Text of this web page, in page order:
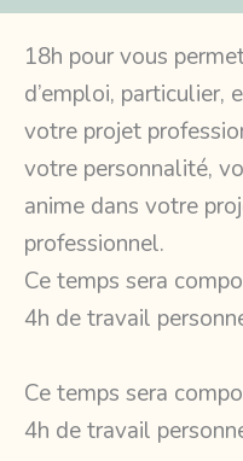
18h pour vous
d’emploi, particulier,
votre projet
votre personnalité,
anime dans votre
professionnel.
Ce temps sera
4h de travail
Ce temps sera
4h de travail